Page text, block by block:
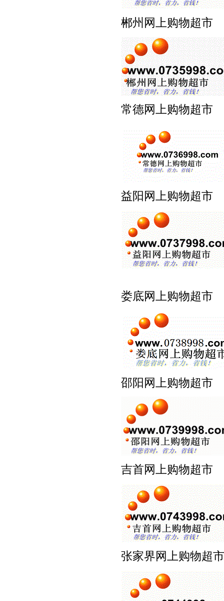
郴州网上购物超市
常德网上购物超市
益阳网上购物超市
娄底网上购物超市
邵阳网上购物超市
吉首网上购物超市
张家界网上购物超